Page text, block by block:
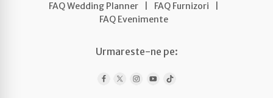
FAQ Wedding Planner FAQ Furnizori
FAQ Evenimente
Urmareste-ne pe: